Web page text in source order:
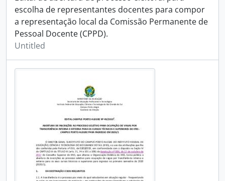
escolha de representantes docentes para compor
a representação local da Comissão Permanente de
Pessoal Docente (CPPD).
Untitled